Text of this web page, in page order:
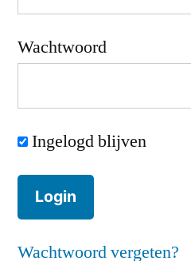
Wachtwoord
Ingelogd blijven
Wachtwoord vergeten?